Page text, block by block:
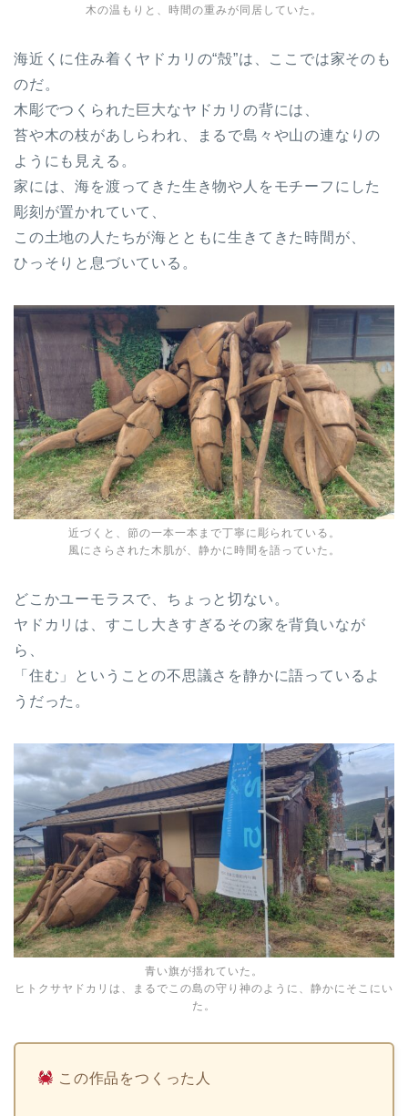
木の温もりと、時間の重みが同居していた。
海近くに住み着くヤドカリの“殻”は、ここでは家そのも
のだ。
木彫でつくられた巨大なヤドカリの背には、
苔や木の枝があしらわれ、まるで島々や山の連なりの
ようにも見える。
家には、海を渡ってきた生き物や人をモチーフにした
彫刻が置かれていて、
この土地の人たちが海とともに生きてきた時間が、
ひっそりと息づいている。
近づくと、節の一本一本まで丁寧に彫られている。
風にさらされた木肌が、静かに時間を語っていた。
どこかユーモラスで、ちょっと切ない。
ヤドカリは、すこし大きすぎるその家を背負いなが
ら、
「住む」ということの不思議さを静かに語っているよ
うだった。
青い旗が揺れていた。
ヒトクサヤドカリは、まるでこの島の守り神のように、静かにそこにい
た。
この作品をつくった人